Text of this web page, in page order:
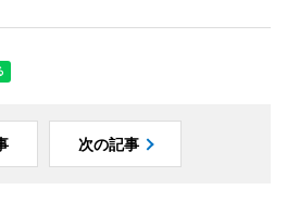
次の記事